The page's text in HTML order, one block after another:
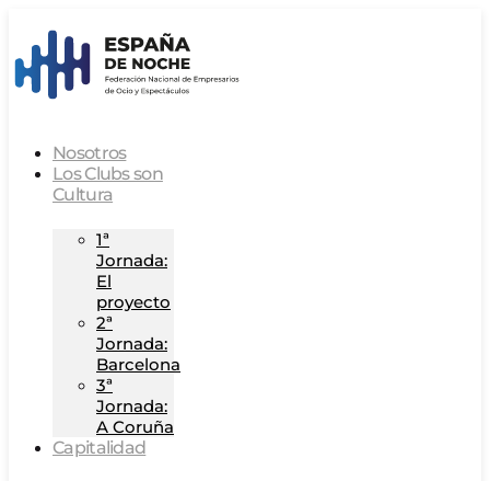
Nosotros
Los Clubs son
Cultura
1ª
Jornada:
El
proyecto
2ª
Jornada:
Barcelona
3ª
Jornada:
A Coruña
Capitalidad